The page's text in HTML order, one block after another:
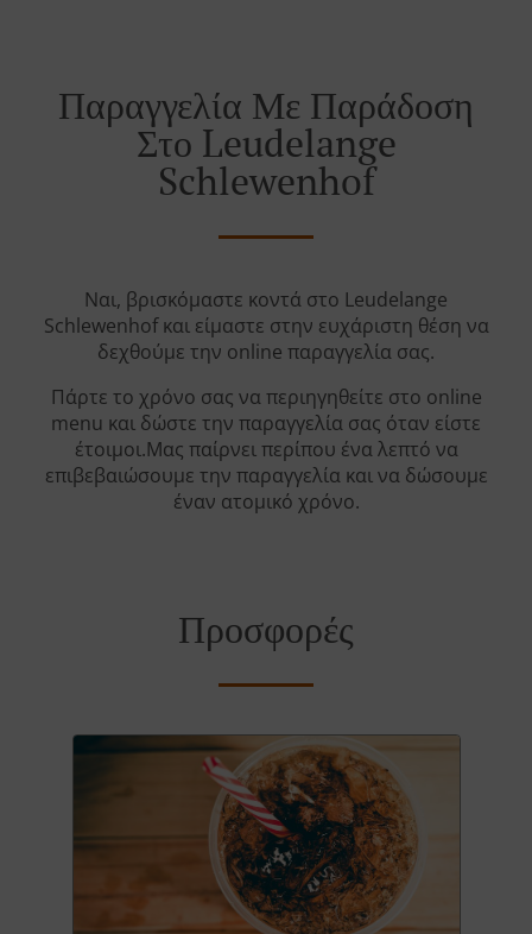
Παραγγελία Με Παράδοση
Στο Leudelange
Schlewenhof
Ναι, βρισκόμαστε κοντά στο Leudelange
Schlewenhof και είμαστε στην ευχάριστη θέση να
δεχθούμε την online παραγγελία σας.
Πάρτε το χρόνο σας να περιηγηθείτε στο online
menu και δώστε την παραγγελία σας όταν είστε
έτοιμοι.Μας παίρνει περίπου ένα λεπτό να
επιβεβαιώσουμε την παραγγελία και να δώσουμε
έναν ατομικό χρόνο.
Προσφορές